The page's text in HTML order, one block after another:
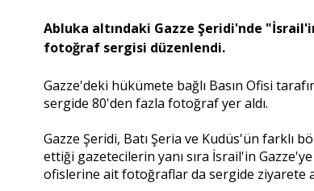
Abluka altındaki Gazze Şeridi'nde
fotoğraf sergisi düzenlendi.
Gazze'deki hükümete bağlı Basın Ofisi
sergide 80'den fazla fotoğraf yer aldı.
Gazze Şeridi, Batı Şeria ve Kudüs'ün farklı
ettiği gazetecilerin yanı sıra İsrail'in
ofislerine ait fotoğraflar da sergide ziyarete